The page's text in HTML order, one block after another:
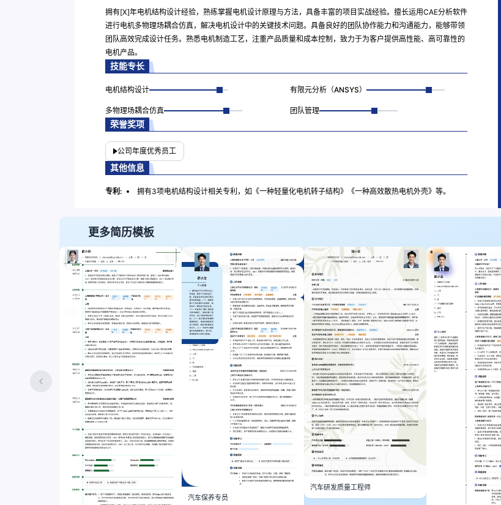
拥有[X]年电机结构设计经验，熟练掌握电机设计原理与方法，具备丰富的项目实战经验。擅长运用CAE分析软件
进行电机多物理场耦合仿真，解决电机设计中的关键技术问题。具备良好的团队协作能力和沟通能力，能够带领
团队高效完成设计任务。熟悉电机制造工艺，注重产品质量和成本控制，致力于为客户提供高性能、高可靠性的
电机产品。
技能专长
电机结构设计 有限元分析（ANSYS）
多物理场耦合仿真 团队管理
荣誉奖项
公司年度优秀员工
其他信息
专利: 拥有3项电机结构设计相关专利，如《一种轻量化电机转子结构》《一种高效散热电机外壳》等。
更多简历模板
汽车保养专员
汽车研发质量工程师